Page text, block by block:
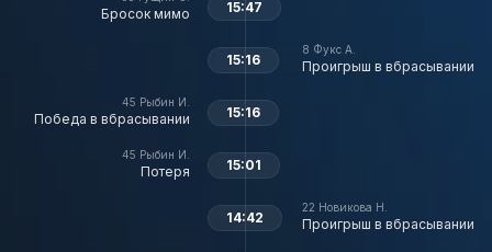
Бросок мимо 15:47
8 Фукс А.
Проигрыш в вбрасывании
15:16
45 Рыбин И.
Победа в вбрасывании 15:16
45 Рыбин И.
Потеря 15:01
22 Новикова Н.
Проигрыш в вбрасывании
14:42